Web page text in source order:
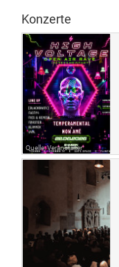
Konzerte
Quelle: Veranstalter